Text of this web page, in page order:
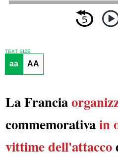
TEXT SIZE
aa AA
La Francia
commemorativain
vittime dell'attacco